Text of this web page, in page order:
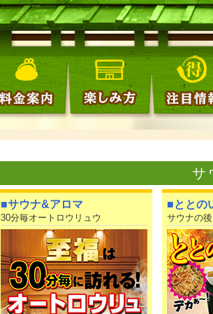
サ
■サウナ&アロマ
30分毎オートロウリュウ
■ととの
サウナの後